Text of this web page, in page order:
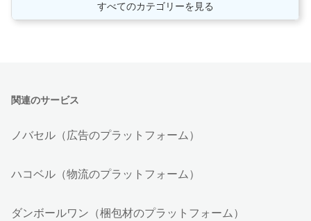
すべてのカテゴリーを見る
関連のサービス
ノバセル（広告のプラットフォーム）
ハコベル（物流のプラットフォーム）
ダンボールワン（梱包材のプラットフォーム）